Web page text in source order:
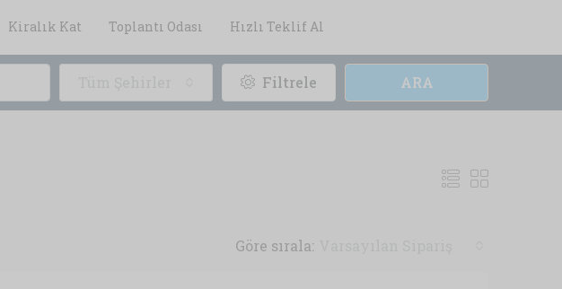
Kiralık Kat Toplantı Odası Hızlı Teklif Al
Filtrele ARA
Göre sırala: